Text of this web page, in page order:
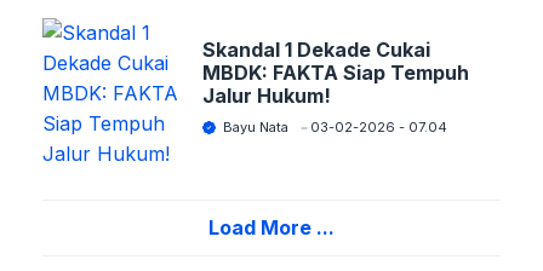
Skandal 1 Dekade Cukai
MBDK: FAKTA Siap Tempuh
Jalur Hukum!
Bayu Nata 03-02-2026 - 07.04
Load More ...